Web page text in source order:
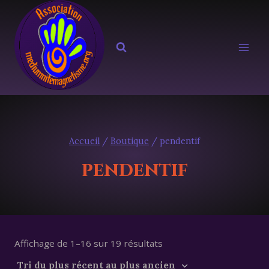
contenu
Accueil / Boutique / pendentif
pendentif
Affichage de 1–16 sur 19 résultats
du